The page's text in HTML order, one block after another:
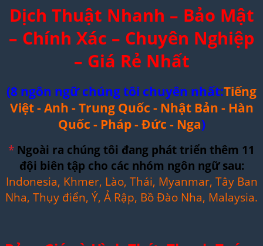
Dịch Thuật Nhanh – Bảo Mật
– Chính Xác – Chuyên Nghiệp
– Giá Rẻ Nhất
(8 ngôn ngữ chúng tôi chuyên nhất:Tiếng
Việt - Anh - Trung Quốc - Nhật Bản - Hàn
Quốc - Pháp - Đức - Nga)
* Ngoài ra chúng tôi đang phát triển thêm 11
đội biên tập cho các nhóm ngôn ngữ sau:
Indonesia, Khmer, Lào, Thái, Myanmar, Tây Ban
Nha, Thụy điển, Ý, Ả Rập, Bồ Đào Nha, Malaysia.